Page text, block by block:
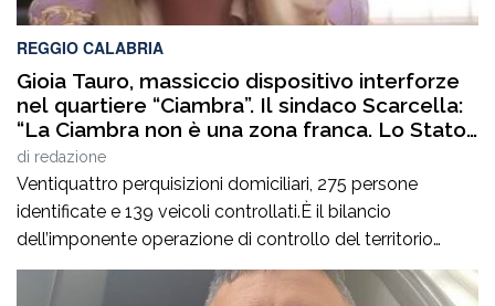
REGGIO CALABRIA
Gioia Tauro, massiccio dispositivo interforze
nel quartiere “Ciambra”. Il sindaco Scarcella:
“La Ciambra non è una zona franca. Lo Stato
c’è e si vede”
di redazione
Ventiquattro perquisizioni domiciliari, 275 persone
identificate e 139 veicoli controllati.È il bilancio
dell’imponente operazione di controllo del territorio
condotta il7 agosto nel quartiere Ciambra di Gioia Tauro,
nell’ambito di un servizio straordinario ad “Alto Impatto”